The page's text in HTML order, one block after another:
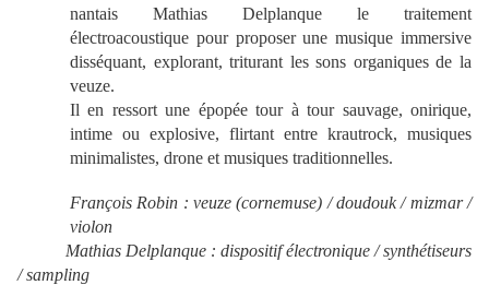
nantais Mathias Delplanque le traitement
électroacoustique pour proposer une musique immersive
disséquant, explorant, triturant les sons organiques de la
veuze.
Il en ressort une épopée tour à tour sauvage, onirique,
intime ou explosive, flirtant entre krautrock, musiques
minimalistes, drone et musiques traditionnelles.
François Robin : veuze (cornemuse) / doudouk / mizmar /
violon
Mathias Delplanque : dispositif électronique / synthétiseurs
/ sampling